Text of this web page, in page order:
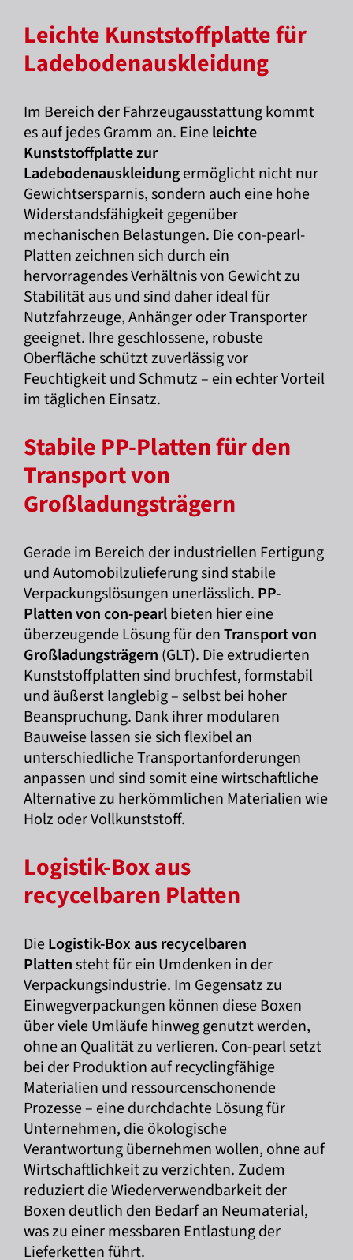
Leichte Kunststoffplatte für
Ladebodenauskleidung
Im Bereich der Fahrzeugausstattung kommt
es auf jedes Gramm an. Eineleichte
Kunststoffplatte zur
Ladebodenauskleidungermöglicht nicht nur
Gewichtsersparnis, sondern auch eine hohe
Widerstandsfähigkeit gegenüber
mechanischen Belastungen. Die con-pearl-
Platten zeichnen sich durch ein
hervorragendes Verhältnis von Gewicht zu
Stabilität aus und sind daher ideal für
Nutzfahrzeuge, Anhänger oder Transporter
geeignet. Ihre geschlossene, robuste
Oberfläche schützt zuverlässig vor
Feuchtigkeit und Schmutz – ein echter Vorteil
im täglichen Einsatz.
Stabile PP-Platten für den
Transport von
Großladungsträgern
Gerade im Bereich der industriellen Fertigung
und Automobilzulieferung sind stabile
Verpackungslösungen unerlässlich. PP-
Platten von con-pearlbieten hier eine
überzeugende Lösung für denTransport von
Großladungsträgern (GLT). Die extrudierten
Kunststoffplatten sind bruchfest, formstabil
und äußerst langlebig – selbst bei hoher
Beanspruchung. Dank ihrer modularen
Bauweise lassen sie sich flexibel an
unterschiedliche Transportanforderungen
anpassen und sind somit eine wirtschaftliche
Alternative zu herkömmlichen Materialien wie
Holz oder Vollkunststoff.
Logistik-Box aus
recycelbaren Platten
DieLogistik-Box aus recycelbaren
Plattensteht für ein Umdenken in der
Verpackungsindustrie. Im Gegensatz zu
Einwegverpackungen können diese Boxen
über viele Umläufe hinweg genutzt werden,
ohne an Qualität zu verlieren. Con-pearl setzt
bei der Produktion auf recyclingfähige
Materialien und ressourcenschonende
Prozesse – eine durchdachte Lösung für
Unternehmen, die ökologische
Verantwortung übernehmen wollen, ohne auf
Wirtschaftlichkeit zu verzichten. Zudem
reduziert die Wiederverwendbarkeit der
Boxen deutlich den Bedarf an Neumaterial,
was zu einer messbaren Entlastung der
Lieferketten führt.